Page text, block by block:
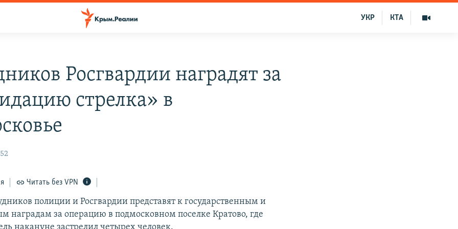
КТА
УКР
Росгвардии наградят за
стрелка» в
Читать без VPN
полиции и Росгвардии представят к государственным и
наградам за операцию в подмосковном поселке Кратово, где